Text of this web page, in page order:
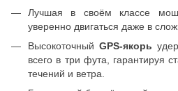
Лучшая в своём классе
уверенно двигаться даже в
ВысокоточныйGPS-якорь
всего в три фута, гарантируя
течений и ветра.